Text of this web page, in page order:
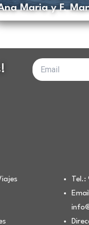
Maria y F.
Tu
correo
Tel.: